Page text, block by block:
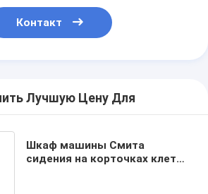
Контакт
Лучшую Цену Для
Шкаф машины Смита
сидения на корточках клетки